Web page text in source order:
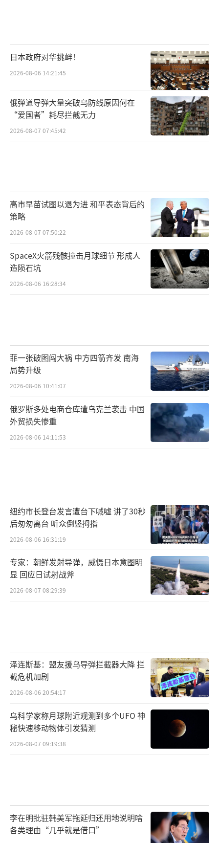
日本政府对华挑衅！
2026-08-06 14:21:45
俄弹道导弹大量突破乌防线原因何在
“爱国者”耗尽拦截无力
2026-08-07 07:45:42
高市早苗试图以退为进 和平表态背后的
策略
2026-08-07 07:50:22
SpaceX火箭残骸撞击月球细节 形成人
造陨石坑
2026-08-06 16:28:34
菲一张破图闯大祸 中方四箭齐发 南海
局势升级
2026-08-06 10:41:07
俄罗斯多处电商仓库遭乌克兰袭击 中国
外贸损失惨重
2026-08-06 14:11:53
纽约市长登台发言遭台下喊嘘 讲了30秒
后匆匆离台 听众倒竖拇指
2026-08-06 16:31:19
专家：朝鲜发射导弹，威慑日本意图明
显 回应日试射战斧
2026-08-07 08:29:39
泽连斯基：盟友援乌导弹拦截器大降 拦
截危机加剧
2026-08-06 20:54:17
乌科学家称月球附近观测到多个UFO 神
秘快速移动物体引发猜测
2026-08-07 09:19:38
李在明批驻韩美军拖延归还用地说明啥
各类理由“几乎就是借口”